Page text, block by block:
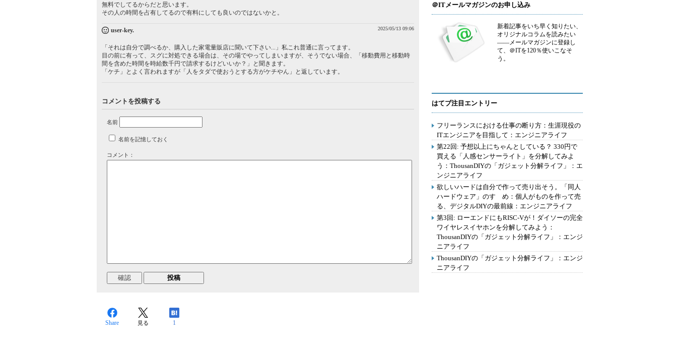
無料でしてるからだと思います。
その人の時間を占有してるので有料にしても良いのではないかと。
user-key. 2025/05/13 09:06
「それは自分で調べるか、購入した家電量販店に聞いて下さい...」私これ普通に言ってます。
目の前に有って、スグに対処できる場合は、その場でやってしまいますが、そうでない場合、「移動費用と移動時
間を含めた時間を時給数千円で請求するけどいいか？」と聞きます。
「ケチ」とよく言われますが「人をタダで使おうとする方がケチやん」と返しています。
コメントを投稿する
名前
名前を記憶しておく
コメント：
Share 見る 1
＠ITメールマガジンのお申し込み
新着記事をいち早く知りたい、
オリジナルコラムを読みたい
――メールマガジンに登録し
て、＠ITを120％使いこなそ
う。
はてブ注目エントリー
フリーランスにおける仕事の断り方：生涯現役の
ITエンジニアを目指して：エンジニアライフ
第22回: 予想以上にちゃんとしている？ 330円で
買える「人感センサーライト」を分解してみよ
う：ThousanDIYの「ガジェット分解ライフ」：エ
ンジニアライフ
欲しいハードは自分で作って売り出そう。「同人
ハードウェア」のすゝめ：個人がものを作って売
る、デジタルDIYの最前線：エンジニアライフ
第3回: ローエンドにもRISC-Vが！ダイソーの完全
ワイヤレスイヤホンを分解してみよう：
ThousanDIYの「ガジェット分解ライフ」：エンジ
ニアライフ
ThousanDIYの「ガジェット分解ライフ」：エンジ
ニアライフ